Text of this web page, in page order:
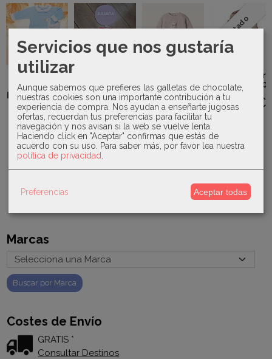
Marcas
Costes de Envío
GRATIS *
Consultar Destinos
Sardon -
Pijama
patito HA700
22,65 €
Chaqueta
corta-24213
27,00 €
Mac ilusión-
Conjunto de
punto-
Soñar...
42,00 €
Agotado
Bolso nevera
beige 4260
13,00 €
Servicios que nos gustaría
utilizar
Aunque sabemos que prefieres las galletas de chocolate,
nuestras cookies son una importante contribución a tu
experiencia de compra. Nos ayudan a enseñarte jugosas
ofertas, recuerdan tus preferencias para facilitar tu
navegación y nos avisan si la web se vuelve lenta.
Haciendo click en "Aceptar" confirmas que estás de
acuerdo con su uso.
Para saber más, por favor lea nuestra
política de privacidad
Preferencias Aceptar todas